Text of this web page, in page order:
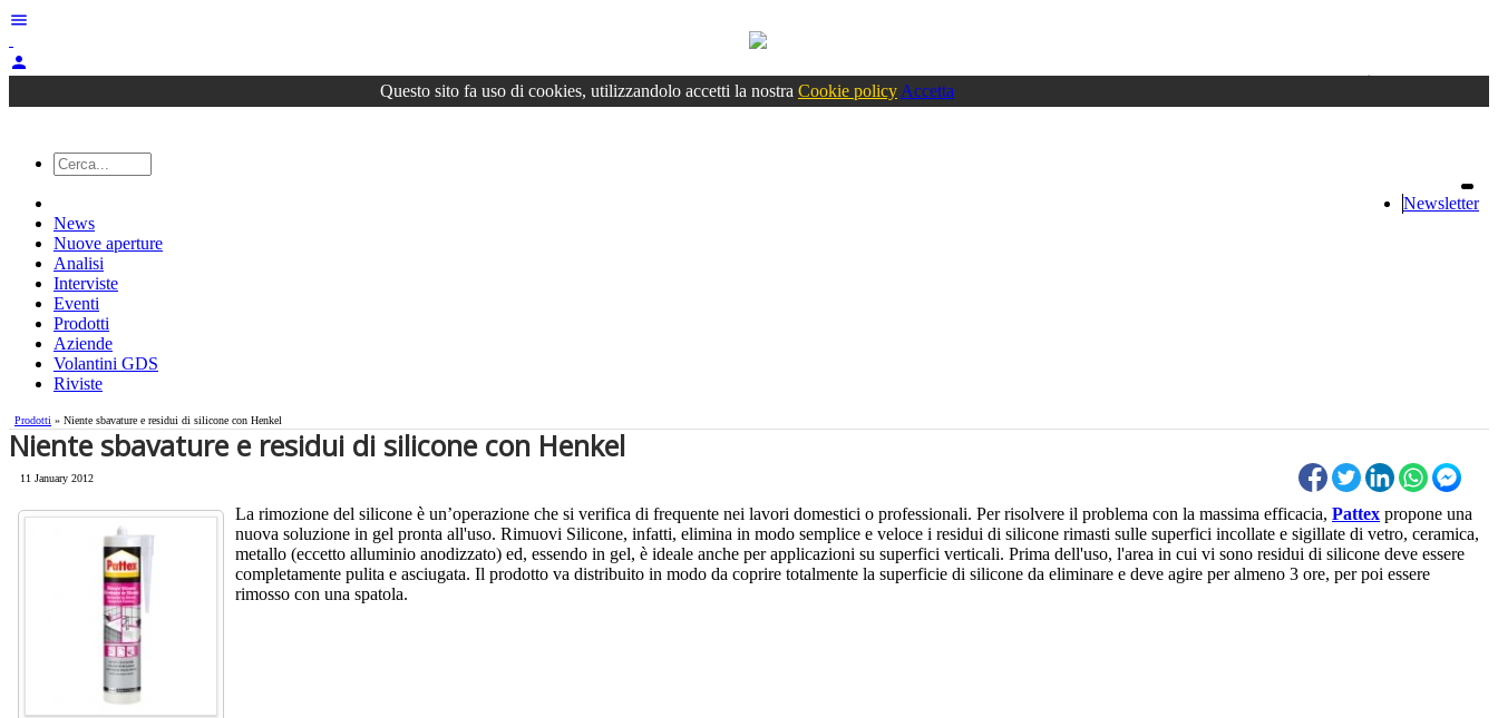
menu
person
Accedioppure registrati
Questo sito fa uso di cookies, utilizzandolo accetti la nostra Cookie policy Accetta
Newsletter
News
Nuove aperture
Analisi
Interviste
Eventi
Prodotti
Aziende
Volantini GDS
Riviste
Prodotti » Niente sbavature e residui di silicone con Henkel
Niente sbavature e residui di silicone con Henkel
11 January 2012
La rimozione del silicone è un’operazione che si verifica di frequente nei lavori domestici o professionali. Per risolvere il problema con la massima efficacia, Pattex propone una
nuova soluzione in gel pronta all'uso. Rimuovi Silicone, infatti, elimina in modo semplice e veloce i residui di silicone rimasti sulle superfici incollate e sigillate di vetro, ceramica,
metallo (eccetto alluminio anodizzato) ed, essendo in gel, è ideale anche per applicazioni su superfici verticali. Prima dell'uso, l'area in cui vi sono residui di silicone deve essere
completamente pulita e asciugata. Il prodotto va distribuito in modo da coprire totalmente la superficie di silicone da eliminare e deve agire per almeno 3 ore, per poi essere
rimosso con una spatola.